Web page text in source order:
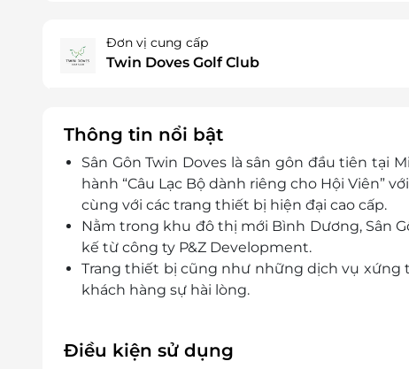
Đơn vị cung cấp
Twin Doves Golf Club
Thông tin nổi bật
Sân Gôn Twin Doves là sân gôn đầu tiên tại
hành “Câu Lạc Bộ dành riêng cho Hội Viên”
cùng với các trang thiết bị hiện đại cao cấp.
Nằm trong khu đô thị mới Bình Dương, Sân
kế từ công ty P&Z Development.
Trang thiết bị cũng như những dịch vụ xứng
khách hàng sự hài lòng.
Điều kiện sử dụng